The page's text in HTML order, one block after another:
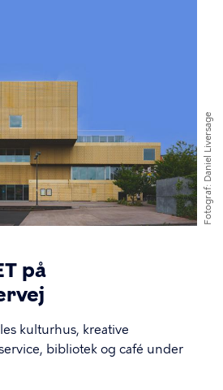
Fotograf
Daniel Liversage
på
kulturhus, kreative
bibliotek og café under